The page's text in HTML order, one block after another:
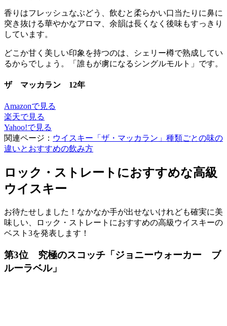
香りはフレッシュなぶどう、飲むと柔らかい口当たりに鼻に
突き抜ける華やかなアロマ、余韻は長くなく後味もすっきり
しています。
どこか甘く美しい印象を持つのは、シェリー樽で熟成してい
るからでしょう。「誰もが虜になるシングルモルト」です。
ザ マッカラン 12年
Amazonで見る
楽天で見る
Yahoo!で見る
関連ページ： ウイスキー「ザ・マッカラン」種類ごとの味の
違いとおすすめの飲み方
ロック・ストレートにおすすめな高級
ウイスキー
お待たせしました！なかなか手が出せないけれども確実に美
味しい、ロック・ストレートにおすすめの高級ウイスキーの
ベスト3を発表します！
第3位 究極のスコッチ「ジョニーウォーカー ブ
ルーラベル」